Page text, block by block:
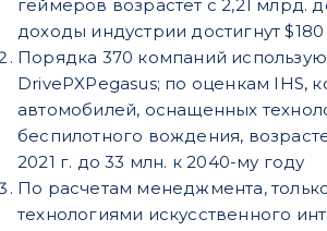
геймеров возрастет с 2,21 млрд.
доходы индустрии достигнут
Порядка 370 компаний
DrivePXPegasus; по оценкам IHS,
автомобилей, оснащенных
беспилотного вождения,
2021 г. до 33 млн. к 2040-му году
По расчетам менеджмента,
технологиями искусственного